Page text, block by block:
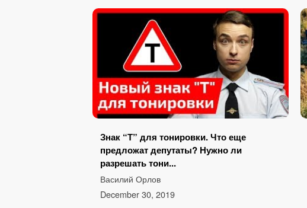
Знак “Т” для тонировки. Что еще
предложат депутаты? Нужно ли
разрешать тони...
Василий Орлов
December 30, 2019